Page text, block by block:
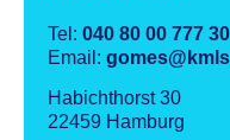
Tel: 040 80 00 777 30
Email:
Habichthorst 30
22459 Hamburg